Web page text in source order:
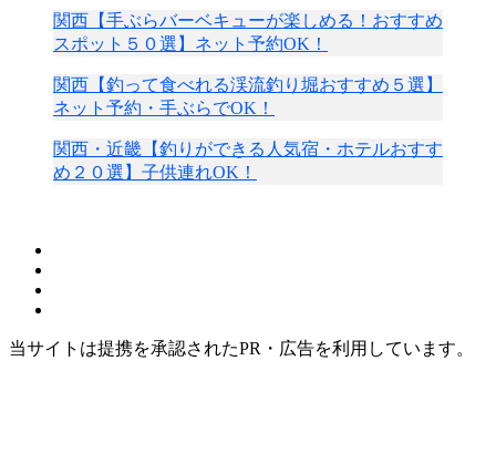
関西【手ぶらバーベキューが楽しめる！おすすめ
スポット５０選】ネット予約OK！
関西【釣って食べれる渓流釣り堀おすすめ５選】
ネット予約・手ぶらでOK！
関西・近畿【釣りができる人気宿・ホテルおすす
め２０選】子供連れOK！
当サイトは提携を承認されたPR・広告を利用しています。